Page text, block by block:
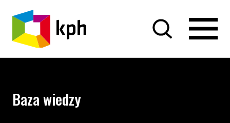
PRZEJDŹ DO TREŚCI
Baza wiedzy